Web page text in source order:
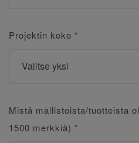
Projektin koko *
Mistä mallistoista/tuotteista
1500 merkkiä) *